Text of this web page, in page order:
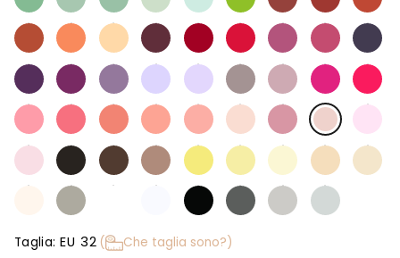
Taglia:EU 32 ( Che taglia sono?)